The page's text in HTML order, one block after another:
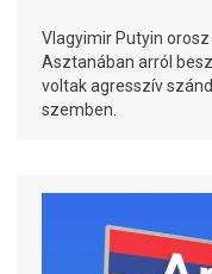
Vlagyimir Putyin
Asztanában arról
voltak agresszív
szemben.